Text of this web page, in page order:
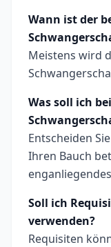
Wann ist der
Meistens wird
Was soll ich
Entscheiden
Ihren Bauch
Soll ich
verwenden?
Requisiten